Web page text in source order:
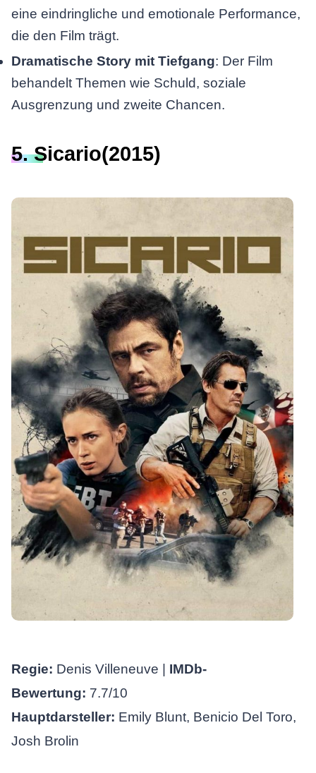
eine eindringliche und emotionale Performance,
die den Film trägt.
Dramatische Story mit Tiefgang: Der Film
behandelt Themen wie Schuld, soziale
Ausgrenzung und zweite Chancen.
5. Sicario(2015)
Regie: Denis Villeneuve | IMDb-
Bewertung: 7.7/10
Hauptdarsteller: Emily Blunt, Benicio Del Toro,
Josh Brolin